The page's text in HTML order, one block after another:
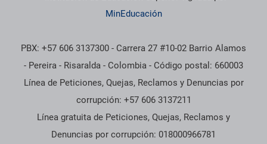
MinEducación
PBX: +57 606 3137300 - Carrera 27 #10-02 Barrio Alamos
- Pereira - Risaralda - Colombia - Código postal: 660003
Línea de Peticiones, Quejas, Reclamos y Denuncias por
corrupción: +57 606 3137211
Línea gratuita de Peticiones, Quejas, Reclamos y
Denuncias por corrupción: 018000966781